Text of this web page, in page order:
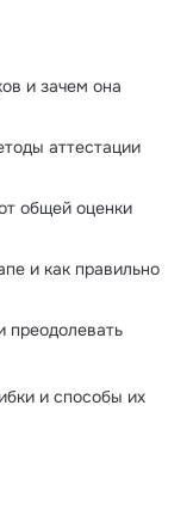
и зачем она
аттестации
общей оценки
и как правильно
преодолевать
и способы их